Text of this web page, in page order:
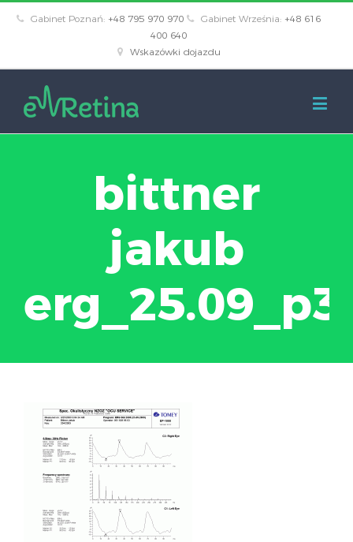
Gabinet Poznań: +48 795 970 970 Gabinet Września: +48 616
400 640
Wskazówki dojazdu
bittner
jakub
erg_25.09_p3